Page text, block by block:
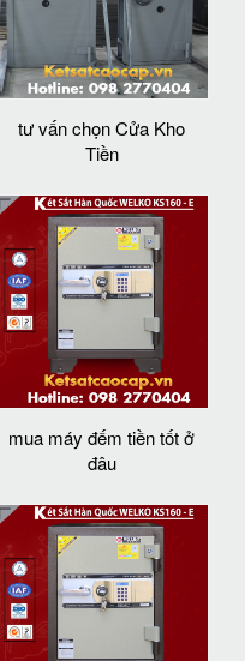
tư vấn chọn Cửa Kho
Tiền
mua máy đếm tiền tốt ở
đâu